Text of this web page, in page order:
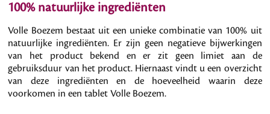
100% natuurlijke ingrediënten
Volle Boezem bestaat uit een unieke combinatie van 100% uit
natuurlijke ingrediënten. Er zijn geen negatieve bijwerkingen
van het product bekend en er zit geen limiet aan de
gebruiksduur van het product. Hiernaast vindt u een overzicht
van deze ingrediënten en de hoeveelheid waarin deze
voorkomen in een tablet Volle Boezem.